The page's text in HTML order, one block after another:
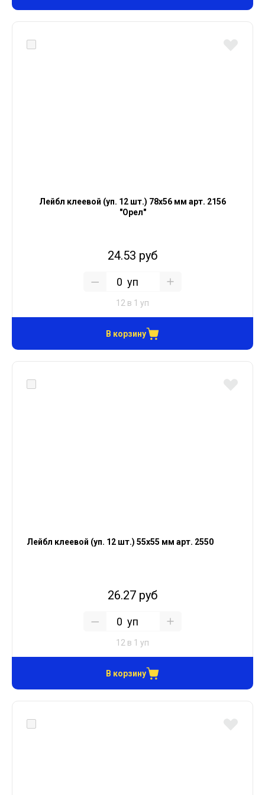
Лейбл клеевой (уп. 12 шт.) 78х56 мм арт. 2156
"Орел"
24.53 руб
уп
12 в 1 уп
В корзину
Лейбл клеевой (уп. 12 шт.) 55х55 мм арт. 2550
26.27 руб
уп
12 в 1 уп
В корзину